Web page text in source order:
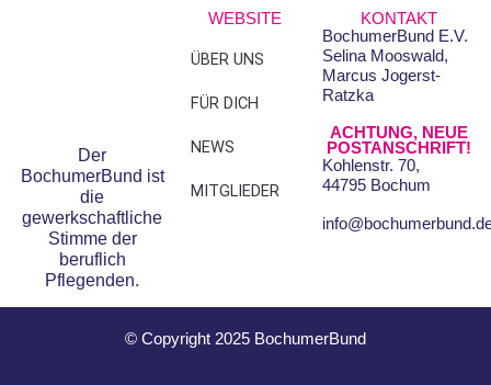
Der
BochumerBund ist
die
gewerkschaftliche
Stimme der
beruflich
Pflegenden.
WEBSITE
ÜBER UNS
FÜR DICH
NEWS
MITGLIEDER
FAQS
DATENSCHUTZ
IMPRESSUM
KONTAKT
BochumerBund E.V.
Selina Mooswald,
Marcus Jogerst-
Ratzka
ACHTUNG, NEUE
POSTANSCHRIFT!
Kohlenstr. 70,
44795 Bochum
© Copyright 2025 BochumerBund